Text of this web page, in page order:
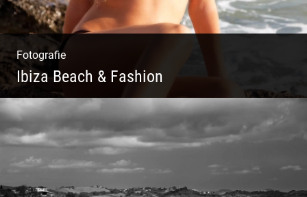
Fotografie
Ibiza Beach & Fashion
Ibiza Beach & Fashion